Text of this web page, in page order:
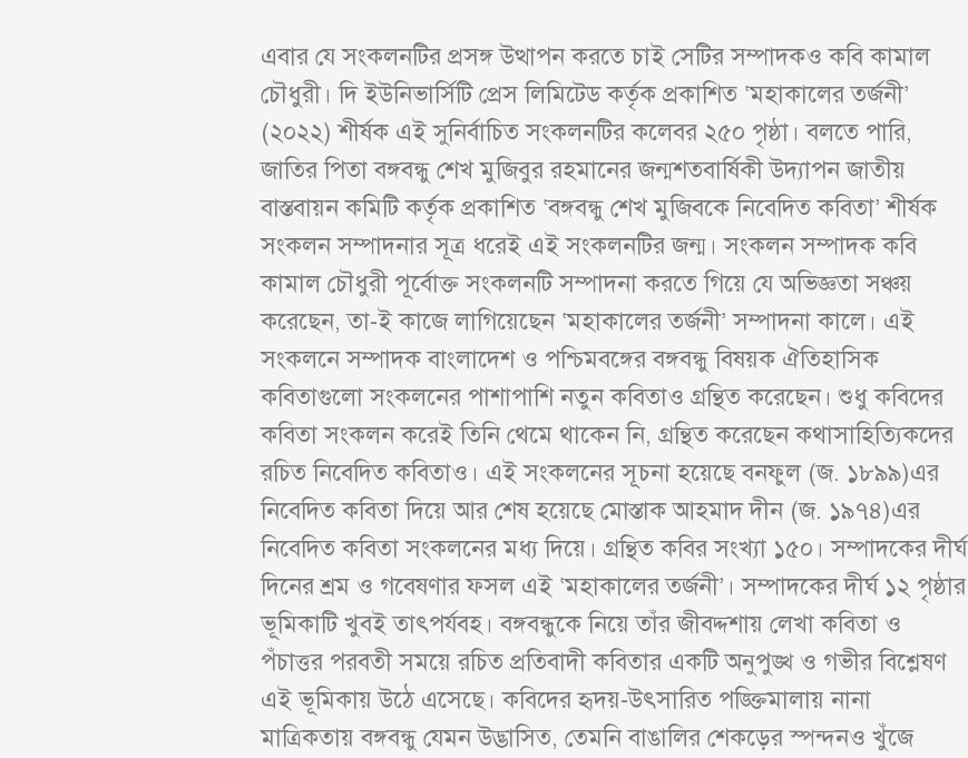
এবার যে সংকলনটির প্রসঙ্গ উত্থাপন করতে চাই সেটির সম্পাদকও কবি কামাল
চৌধুরী। দি ইউনিভার্সিটি প্রেস লিমিটেড কর্তৃক প্রকাশিত ‘মহাকালের তর্জনী’
(২০২২) শীর্ষক এই সুনির্বাচিত সংকলনটির কলেবর ২৫০ পৃষ্ঠা। বলতে পারি,
জাতির পিতা বঙ্গবন্ধু শেখ মুজিবুর রহমানের জন্মশতবার্ষিকী উদ্যাপন জাতীয়
বাস্তবায়ন কমিটি কর্তৃক প্রকাশিত ‘বঙ্গবন্ধু শেখ মুজিবকে নিবেদিত কবিতা’ শীর্ষক
সংকলন সম্পাদনার সূত্র ধরেই এই সংকলনটির জন্ম। সংকলন সম্পাদক কবি
কামাল চৌধুরী পূর্বোক্ত সংকলনটি সম্পাদনা করতে গিয়ে যে অভিজ্ঞতা সঞ্চয়
করেছেন, তা-ই কাজে লাগিয়েছেন ‘মহাকালের তর্জনী’ সম্পাদনা কালে। এই
সংকলনে সম্পাদক বাংলাদেশ ও পশ্চিমবঙ্গের বঙ্গবন্ধু বিষয়ক ঐতিহাসিক
কবিতাগুলো সংকলনের পাশাপাশি নতুন কবিতাও গ্রন্থিত করেছেন। শুধু কবিদের
কবিতা সংকলন করেই তিনি থেমে থাকেন নি, গ্রন্থিত করেছেন কথাসাহিত্যিকদের
রচিত নিবেদিত কবিতাও। এই সংকলনের সূচনা হয়েছে বনফুল (জ. ১৮৯৯)এর
নিবেদিত কবিতা দিয়ে আর শেষ হয়েছে মোস্তাক আহমাদ দীন (জ. ১৯৭৪)এর
নিবেদিত কবিতা সংকলনের মধ্য দিয়ে। গ্রন্থিত কবির সংখ্যা ১৫০। সম্পাদকের দীর্ঘ
দিনের শ্রম ও গবেষণার ফসল এই ‘মহাকালের তর্জনী’। সম্পাদকের দীর্ঘ ১২ পৃষ্ঠার
ভূমিকাটি খুবই তাৎপর্যবহ। বঙ্গবন্ধুকে নিয়ে তাঁর জীবদ্দশায় লেখা কবিতা ও
পঁচাত্তর পরবতী সময়ে রচিত প্রতিবাদী কবিতার একটি অনুপুঙ্খ ও গভীর বিশ্লেষণ
এই ভূমিকায় উঠে এসেছে। কবিদের হৃদয়-উৎসারিত পঙ্ক্তিমালায় নানা
মাত্রিকতায় বঙ্গবন্ধু যেমন উদ্ভাসিত, তেমনি বাঙালির শেকড়ের স্পন্দনও খুঁজে